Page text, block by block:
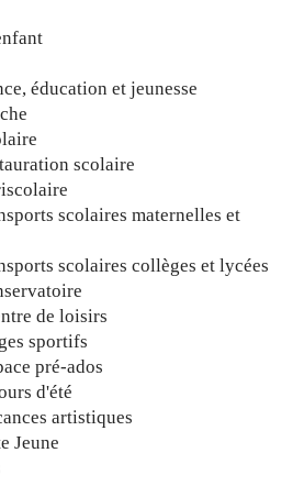
éducation et jeunesse
scolaire
scolaires maternelles et
scolaires collèges et lycées
de loisirs
sportifs
pré-ados
d'été
artistiques
Jeune